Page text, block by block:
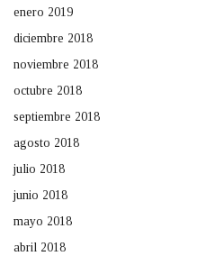
enero 2019
diciembre 2018
noviembre 2018
octubre 2018
septiembre 2018
agosto 2018
julio 2018
junio 2018
mayo 2018
abril 2018